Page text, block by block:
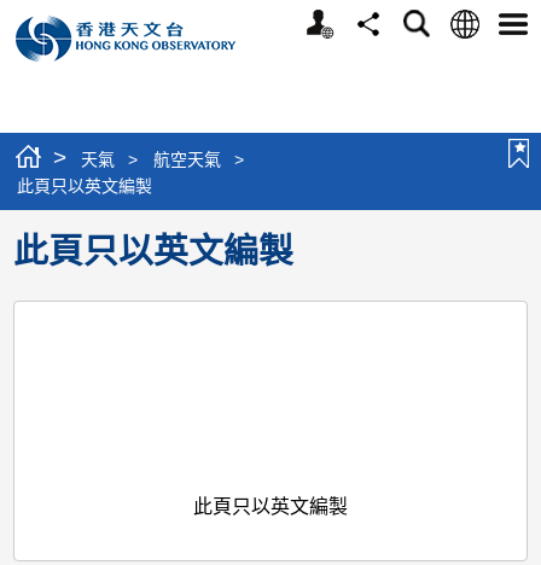
個
分
搜
語
選
> 天氣 > 航空天氣
>
此頁只以英文編製
此頁只以英文編製
此頁只以英文編製